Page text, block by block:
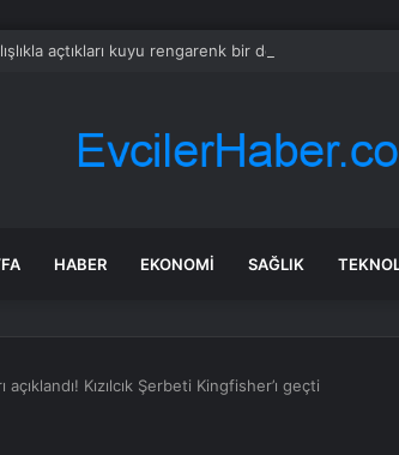
açtıkları kuyu rengarenk bir doğa harikasına
HABER EKONOMI SAĞLIK
Kızılcık Şerbeti Kingfisher’ı geçti